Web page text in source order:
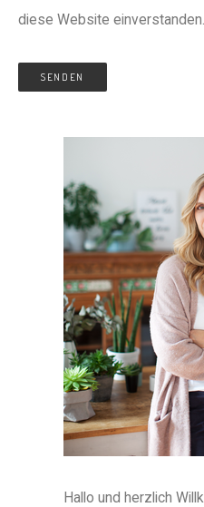
diese Website einverstanden.
Hallo und herzlich